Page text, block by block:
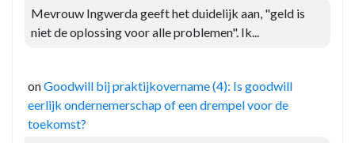
Mevrouw Ingwerda geeft het duidelijk aan, "geld is
niet de oplossing voor alle problemen". Ik...
onGoodwill bij praktijkovername (4): Is goodwill
eerlijk ondernemerschap of een drempel voor de
toekomst?